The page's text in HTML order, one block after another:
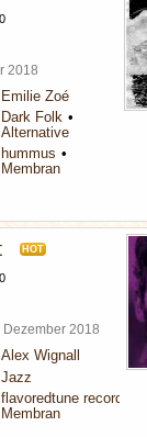
2018
Emilie Zoé
Dark Folk
Alternative
hummus
Membran
HOT
Dezember 2018
Alex Wignall
Jazz
flavoredtune records
Membran